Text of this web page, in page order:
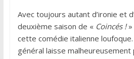
Avec toujours autant d’ironie et
deuxième saison de « Coincés !»
cette comédie italienne
général laisse malheureusement